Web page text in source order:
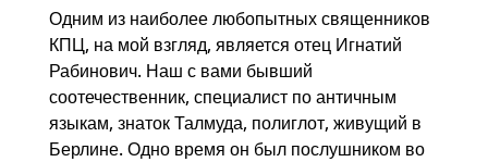
Одним из наиболее любопытных священников
КПЦ, на мой взгляд, является отец Игнатий
Рабинович. Наш с вами бывший
соотечественник, специалист по античным
языкам, знаток Талмуда, полиглот, живущий в
Берлине. Одно время он был послушником во